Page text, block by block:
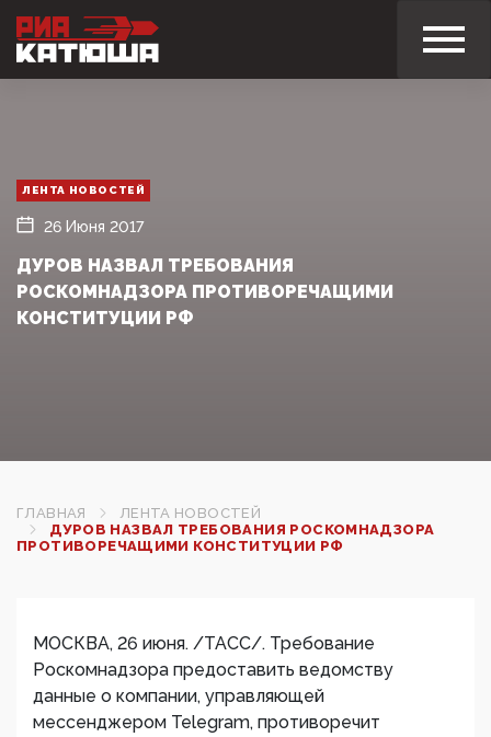
ЛЕНТА НОВОСТЕЙ
26 Июня 2017
ДУРОВ НАЗВАЛ ТРЕБОВАНИЯ
РОСКОМНАДЗОРА ПРОТИВОРЕЧАЩИМИ
КОНСТИТУЦИИ РФ‍
ГЛАВНАЯ
ЛЕНТА НОВОСТЕЙ
ДУРОВ НАЗВАЛ ТРЕБОВАНИЯ РОСКОМНАДЗОРА
ПРОТИВОРЕЧАЩИМИ КОНСТИТУЦИИ РФ‍
МОСКВА, 26 июня. /ТАСС/. Требование
Роскомнадзора предоставить ведомству
данные о компании, управляющей
мессенджером Telegram, противоречит